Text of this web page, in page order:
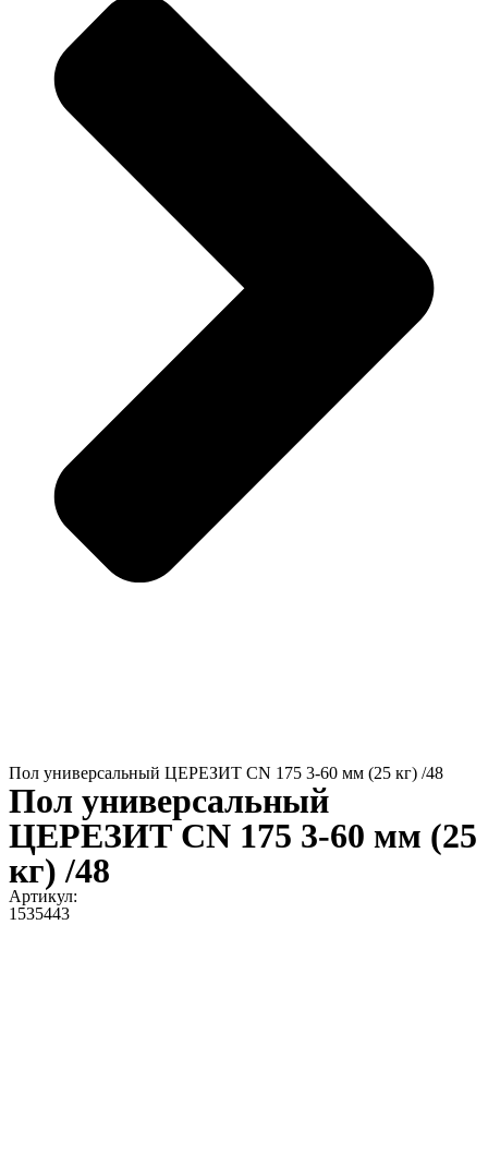
Пол универсальный ЦЕРЕЗИТ CN 175 3-60 мм (25 кг) /48
Пол универсальный
ЦЕРЕЗИТ CN 175 3-60 мм (25
кг) /48
Артикул:
1535443